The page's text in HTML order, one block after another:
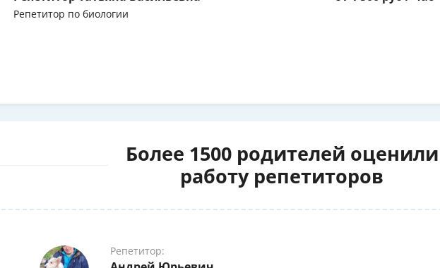
Репетитор по биологии
Более 1500 родителей оценили
работу репетиторов
Репетитор: